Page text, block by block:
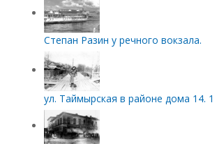
Степан Разин у речного вокзала.
ул. Таймырская в районе дома 14.